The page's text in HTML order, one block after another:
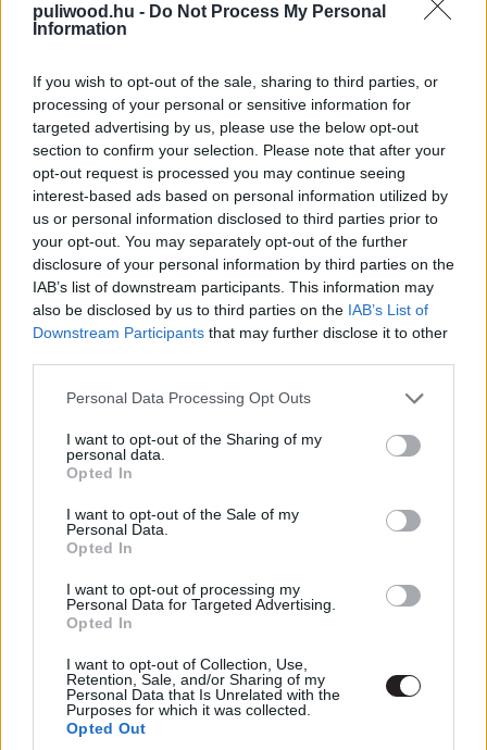
puliwood.hu - Do Not Process My Personal
Information
If you wish to opt-out of the sale, sharing to third parties, or
processing of your personal or sensitive information for
targeted advertising by us, please use the below opt-out
section to confirm your selection. Please note that after your
opt-out request is processed you may continue seeing
interest-based ads based on personal information utilized by
us or personal information disclosed to third parties prior to
your opt-out. You may separately opt-out of the further
disclosure of your personal information by third parties on the
IAB’s list of downstream participants. This information may
also be disclosed by us to third parties on the IAB’s List of
Downstream Participants that may further disclose it to other
Please note that this website/app uses one or more Google
not limited to your visit or usage behaviour. You may click to
grant or deny consent to Google and its third-party tags to
use your data for below specified purposes in below Google
consent section.
Personal Data Processing Opt Outs
I want to opt-out of the Sharing of my
personal data.
Opted In
I want to opt-out of the Sale of my
Personal Data.
Opted In
I want to opt-out of processing my
Personal Data for Targeted Advertising.
Opted In
I want to opt-out of Collection, Use,
Retention, Sale, and/or Sharing of my
Personal Data that Is Unrelated with the
Purposes for which it was collected.
Opted Out
A második képregény igyekszik kicsit szélesebbre tárni
előttünk a StarCraft korábban egy űrhajó belsejére
korlátozott világát, ez pedig egyszerre tesz jót és
rosszat is a történetnek. A feszültségkeltés ugyan
többnyire működik, de értelemszerűen egy nagyobb
terület kevesebb lehetőséget biztosít erre, mint egy zárt
tér, viszont izgalmakból így sincs hiány, arról nem is
beszélve, hogy bárki veszélybe kerül, akivel Caleb
kapcsolatba kerül, így aggódhatunk azokért a
karakterekért, akiket megszeretünk.
Ezt láttad már?
Rengeteg hír, cikk és kritika vár ezen kívül is a
Puliwoodon. Iratkozz fel a hírlevelünkre, mert
kiválogatjuk neked azokat, amikről biztosan nem
akarsz lemaradni.
Kijelentem, hogy az
Feliratkozom